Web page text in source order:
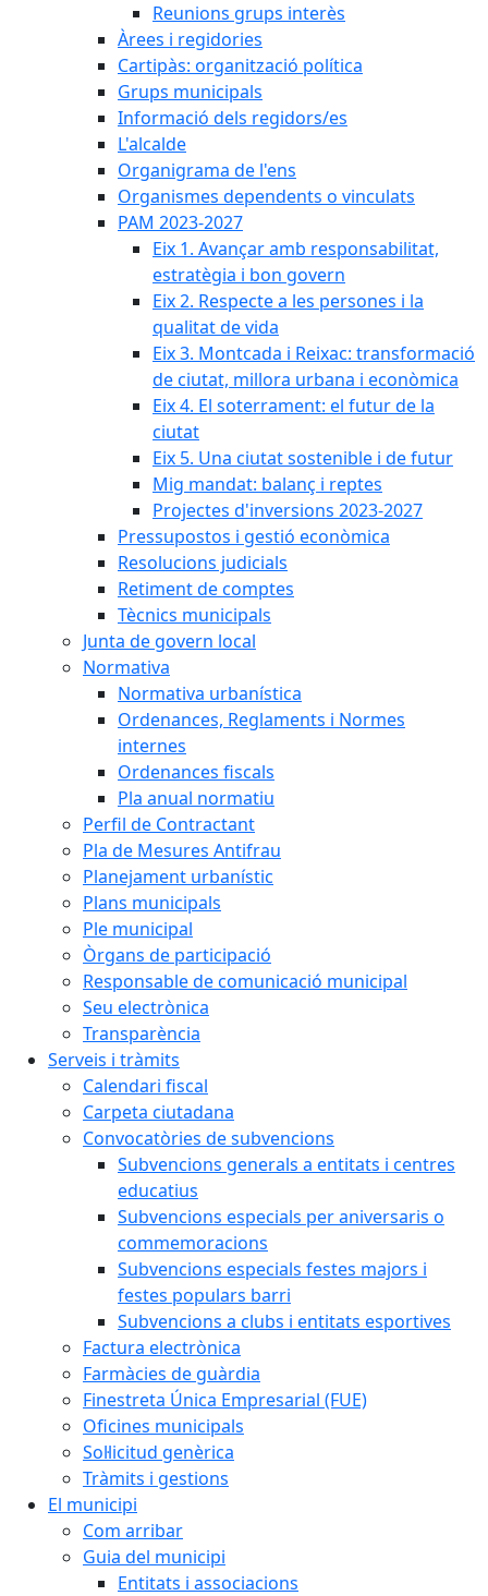
Reunions grups interès
Àrees i regidories
Cartipàs: organització política
Grups municipals
Informació dels regidors/es
L'alcalde
Organigrama de l'ens
Organismes dependents o vinculats
PAM 2023-2027
Eix 1. Avançar amb responsabilitat,
estratègia i bon govern
Eix 2. Respecte a les persones i la
qualitat de vida
Eix 3. Montcada i Reixac: transformació
de ciutat, millora urbana i econòmica
Eix 4. El soterrament: el futur de la
ciutat
Eix 5. Una ciutat sostenible i de futur
Mig mandat: balanç i reptes
Projectes d'inversions 2023-2027
Pressupostos i gestió econòmica
Resolucions judicials
Retiment de comptes
Tècnics municipals
Junta de govern local
Normativa
Normativa urbanística
Ordenances, Reglaments i Normes
internes
Ordenances fiscals
Pla anual normatiu
Perfil de Contractant
Pla de Mesures Antifrau
Planejament urbanístic
Plans municipals
Ple municipal
Òrgans de participació
Responsable de comunicació municipal
Seu electrònica
Transparència
Serveis i tràmits
Calendari fiscal
Carpeta ciutadana
Convocatòries de subvencions
Subvencions generals a entitats i centres
educatius
Subvencions especials per aniversaris o
commemoracions
Subvencions especials festes majors i
festes populars barri
Subvencions a clubs i entitats esportives
Factura electrònica
Farmàcies de guàrdia
Finestreta Única Empresarial (FUE)
Oficines municipals
Sol·licitud genèrica
Tràmits i gestions
El municipi
Com arribar
Guia del municipi
Entitats i associacions